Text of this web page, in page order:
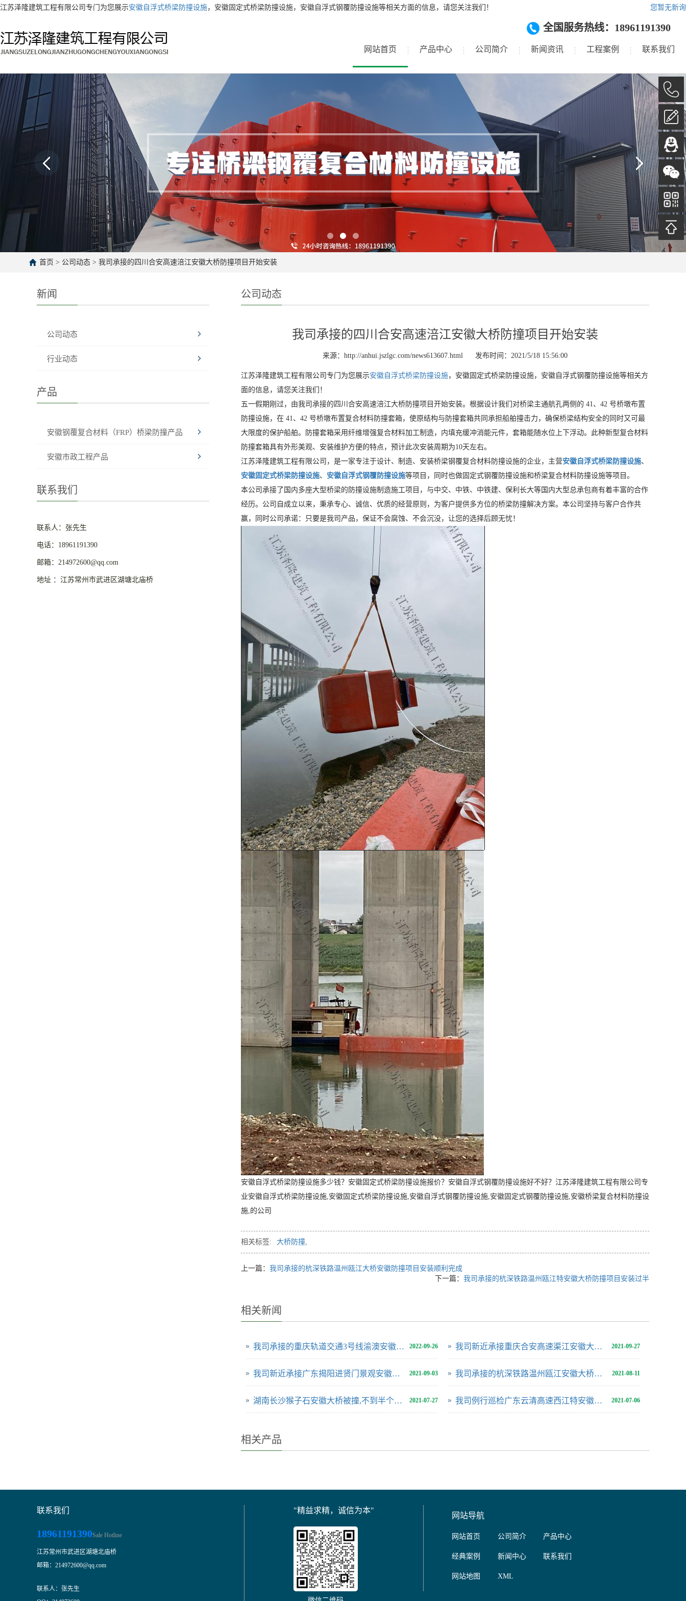
江苏泽隆建筑工程有限公司专门为您展示安徽自浮式桥梁防撞设施，安徽固定式桥梁防撞设施，安徽自浮式钢覆防撞设施等相关方面的信息，请您关注我们！ 您暂无新
网站首页 产品中心 公司简介 新闻资讯 工程案例 联系我们
全国服务热线：18961191390
首页 > 公司动态 > 我司承接的四川合安高速涪江安徽大桥防撞项目开始安装
新闻
公司动态
行业动态
产品
安徽钢覆复合材料（FRP）桥梁防撞产品
安徽市政工程产品
联系我们
联系人：张先生
电话：18961191390
邮箱：214972600@qq.com
地址 ：江苏常州市武进区湖塘北庙桥
公司动态
我司承接的四川合安高速涪江安徽大桥防撞项目开始安装
来源：http://anhui.jszlgc.com/news613607.html 发布时间：2021/5/18 15:56:00
江苏泽隆建筑工程有限公司专门为您展示安徽自浮式桥梁防撞设施，安徽固定式桥梁防撞设施，安徽自浮式钢覆防撞设施等相关方
面的信息，请您关注我们！
五一假期刚过，由我司承接的四川合安高速涪江大桥防撞项目开始安装。根据设计我们对桥梁主通航孔两侧的 41、42 号桥墩布置
防撞设施，在 41、42 号桥墩布置复合材料防撞套箱，使原结构与防撞套箱共同承担船舶撞击力，确保桥梁结构安全的同时又可最
大限度的保护船舶。防撞套箱采用纤维增强复合材料加工制造，内填充缓冲消能元件，套箱能随水位上下浮动。此种新型复合材料
防撞套箱具有外形美观、安装维护方便的特点，预计此次安装周期为10天左右。
江苏泽隆建筑工程有限公司，是一家专注于设计、制造、安装桥梁钢覆复合材料防撞设施的企业，主营安徽自浮式桥梁防撞设施、
安徽固定式桥梁防撞设施、 安徽自浮式钢覆防撞设施等项目，同时也做固定式钢覆防撞设施和桥梁复合材料防撞设施等项目。
本公司承接了国内多座大型桥梁的防撞设施制造施工项目，与中交、中铁、中铁建、保利长大等国内大型总承包商有着丰富的合作
经历。公司自成立以来，秉承专心、诚信、优质的经营原则，为客户提供多方位的桥梁防撞解决方案。本公司坚持与客户合作共
赢，同时公司承诺：只要是我司产品，保证不会腐蚀、不会沉没，让您的选择后顾无忧！
安徽自浮式桥梁防撞设施多少钱？安徽固定式桥梁防撞设施报价？安徽自浮式钢覆防撞设施好不好？江苏泽隆建筑工程有限公司专
业安徽自浮式桥梁防撞设施,安徽固定式桥梁防撞设施,安徽自浮式钢覆防撞设施,安徽固定式钢覆防撞设施,安徽桥梁复合材料防撞设
施,的公司
相关标签: 大桥防撞,
上一篇： 我司承接的杭深铁路温州瓯江大桥安徽防撞项目安装顺利完成
下一篇： 我司承接的杭深铁路温州瓯江特安徽大桥防撞项目安装过半
相关新闻
2022-09-26
我司承接的重庆轨道交通3号线渝澳安徽大桥防撞项目,安装顺利完成 2021-09-27
我司新近承接重庆合安高速渠江安徽大桥防撞项目
2021-09-03
我司新近承接广东揭阳进贤门景观安徽大桥防撞项目 2021-08-11
我司承接的杭深铁路温州瓯江安徽大桥防撞项目通过验收
2021-07-27
湖南长沙猴子石安徽大桥被撞,不到半个月国内两座大桥被船舶撞击 2021-07-06
我司例行巡检广东云清高速西江特安徽大桥防撞项目
相关产品
联系我们
18961191390Sale Hotline
江苏常州市武进区湖塘北庙桥
邮箱：214972600@qq.com
联系人：张先生
"精益求精，诚信为本"
网站导航
网站首页 公司简介 产品中心
经典案例 新闻中心 联系我们
网站地图 XML